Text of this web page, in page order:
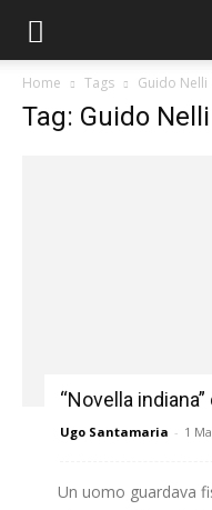
Home Tags Guido Nelli
Tag: Guido Nelli
“Novella
Ugo Santamaria - 1
Un uomo guardava